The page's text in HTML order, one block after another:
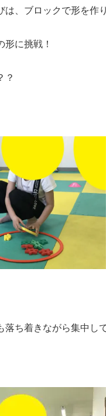
は、ブロックで形を作
形に挑戦！
？
落ち着きながら集中し